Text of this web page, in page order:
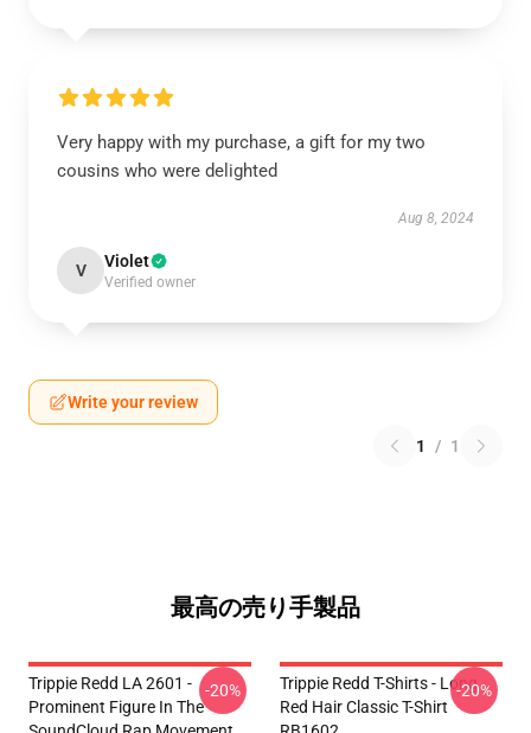
Very happy with my purchase, a gift for my two
cousins who were delighted
Aug 8, 2024
V Violet
Verified owner
Write your review
1 / 1
最高の売り手製品
Trippie Redd LA 2601 -
Prominent Figure In The
-20%
Trippie Redd T-Shirts - Long
Red Hair Classic T-Shirt
-20%